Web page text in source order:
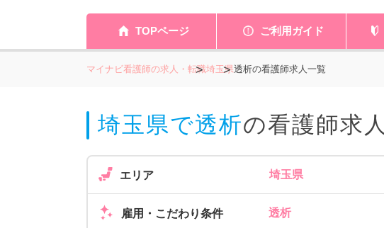
TOPページ ご利用ガイド
マイナビ看護師の求人・転職埼玉県透析の看護師求人一覧
埼玉県で透析の看護師求
エリア 埼玉県
雇用・こだわり条件 透析